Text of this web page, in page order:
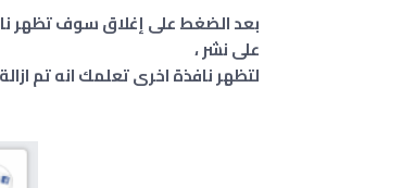
بعد الضغط على إغلاق سوف تظهر
على نشر ،
لتظهر نافذة اخرى تعلمك انه تم